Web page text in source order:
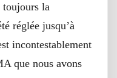
toujours la
réglée jusqu’à
incontestablement
que nous avons